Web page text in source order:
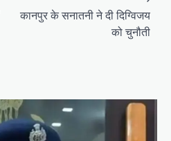
कानपुर के सनातनी ने दी दिग्विजय
को चुनौती